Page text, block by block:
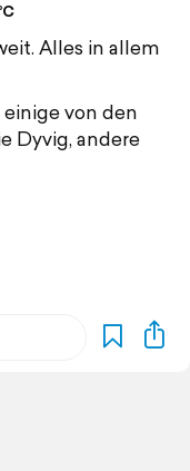
Alles in allem
von den
Dyvig, andere